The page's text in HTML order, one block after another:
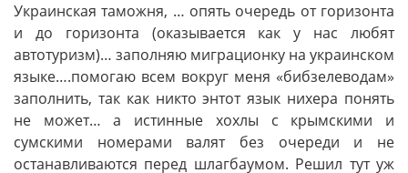
Украинская таможня, … опять очередь от горизонта
и до горизонта (оказывается как у нас любят
автотуризм)… заполняю миграционку на украинском
языке….помогаю всем вокруг меня «бибзелеводам»
заполнить, так как никто энтот язык нихера понять
не может… а истинные хохлы с крымскими и
сумскими номерами валят без очереди и не
останавливаются перед шлагбаумом. Решил тут уж